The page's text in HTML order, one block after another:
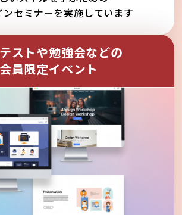
ンセミナーを実施しています
ストや勉強会などの
会員限定イベント